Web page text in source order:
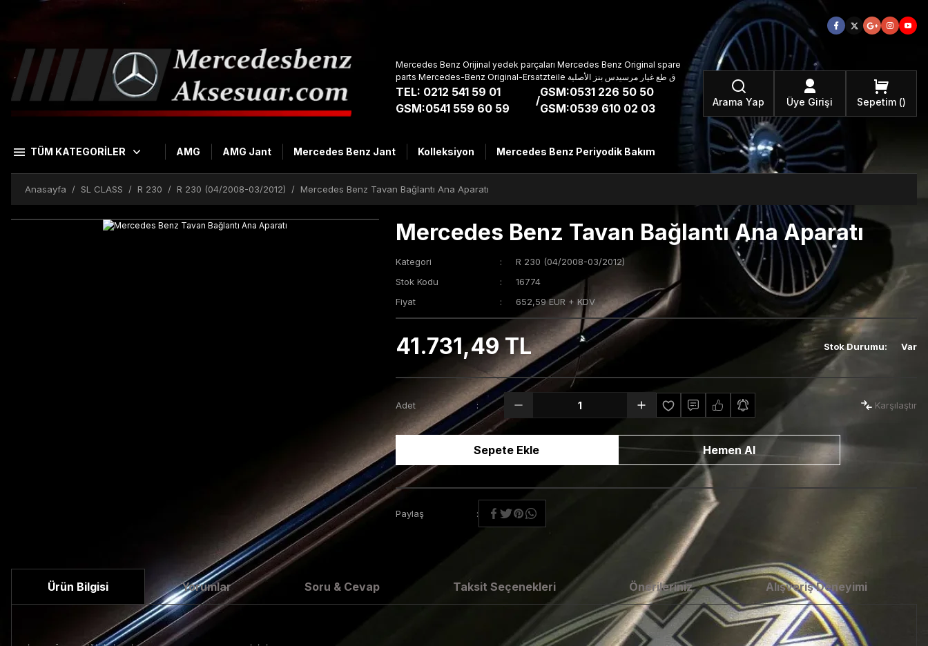
Mercedes Benz Orijinal yedek parçaları Mercedes Benz Original spare
parts Mercedes-Benz Original-Ersatzteile ق طع غيار مرسيدس بنز الأصلية
TEL: 0212 541 59 01
GSM:0541 559 60 59
/
GSM:0531 226 50 50
GSM:0539 610 02 03
Arama Yap Üye Girişi Sepetim
TÜM KATEGORİLER AMG AMG Jant Mercedes Benz Jant Kolleksiyon Mercedes Benz Periyodik Bakım
Anasayfa SL CLASS R 230 R 230 (04/2008-03/2012) Mercedes Benz Tavan Bağlantı Ana Aparatı
Mercedes Benz Tavan Bağlantı Ana Aparatı
Kategori
R 230 (04/2008-03/2012)
Stok Kodu
16774
Fiyat
652,59 EUR + KDV
41.731,49 TL Stok Durumu: Var
Adet Karşılaştır
Sepete Ekle Hemen Al
Paylaş
Ürün Bilgisi Yorumlar Soru & Cevap Taksit Seçenekleri Önerileriniz Alışveriş Deneyimi